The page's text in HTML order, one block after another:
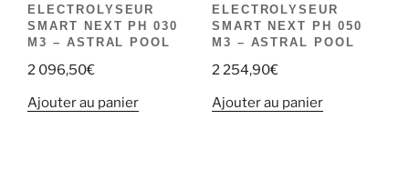
ELECTROLYSEUR
SMART NEXT PH 030
M3 – ASTRAL POOL
2 096,50€
Ajouter au panier
ELECTROLYSEUR
SMART NEXT PH 050
M3 – ASTRAL POOL
2 254,90€
Ajouter au panier